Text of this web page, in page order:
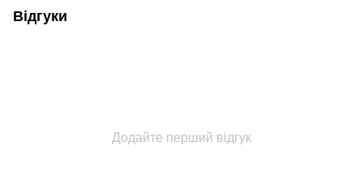
Відгуки
Додайте перший відгук